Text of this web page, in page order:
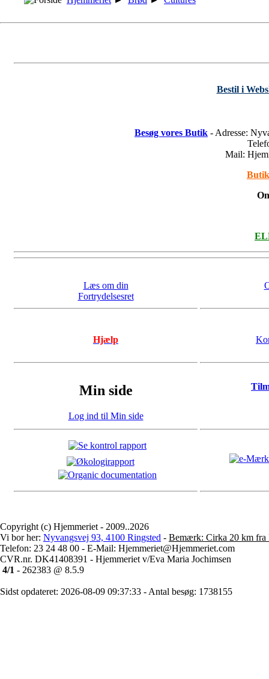
Bestil i
Besøg vores Butik - Adresse:
Mail:
Læs om din
Fortrydelsesret
Hjælp
Min side
Log ind til Min side
Copyright (c) Hjemmeriet - 2009..2026
Vi bor her: Nyvangsvej 93, 4100 Ringsted - Bemærk: Cirka 20 km fra
Telefon: 23 24 48 00 - E-Mail: Hjemmeriet@Hjemmeriet.com
CVR.nr. DK41408391 - Hjemmeriet v/Eva Maria Jochimsen
4/1 - 262383 @ 8.5.9
Sidst opdateret: 2026-08-09 09:37:33 - Antal besøg: 1738155